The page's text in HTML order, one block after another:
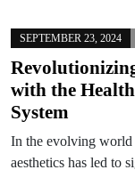
SEPTEMBER 23, 2024
with the
System
In the evolving world
aesthetics has led to